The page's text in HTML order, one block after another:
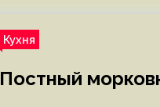
Кухня
Постный